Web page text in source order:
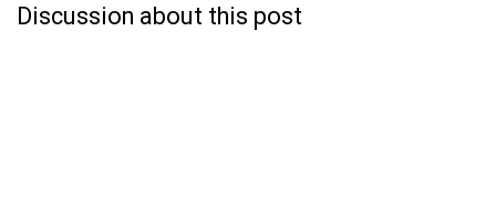
Discussion about this post